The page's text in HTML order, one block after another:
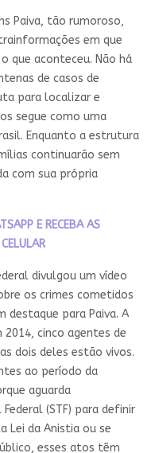
Paiva, tão rumoroso,
em que
que aconteceu. Não há
de casos de
para localizar e
segue como uma
Enquanto a estrutura
continuarão sem
com sua própria
E RECEBA AS
divulgou um vídeo
os crimes cometidos
para Paiva. A
cinco agentes de
dois deles estão vivos.
ao período da
aguarda
(STF) para definir
Lei da Anistia ou se
esses atos têm